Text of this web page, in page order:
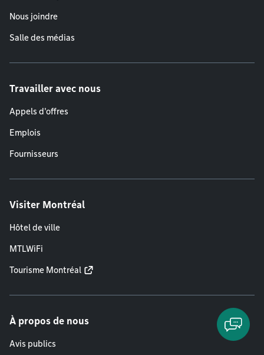
Nous joindre
Salle des médias
Travailler avec nous
Appels d'offres
Emplois
Fournisseurs
Visiter Montréal
Hôtel de ville
MTLWiFi
Tourisme Montréal
À propos de nous
Avis publics